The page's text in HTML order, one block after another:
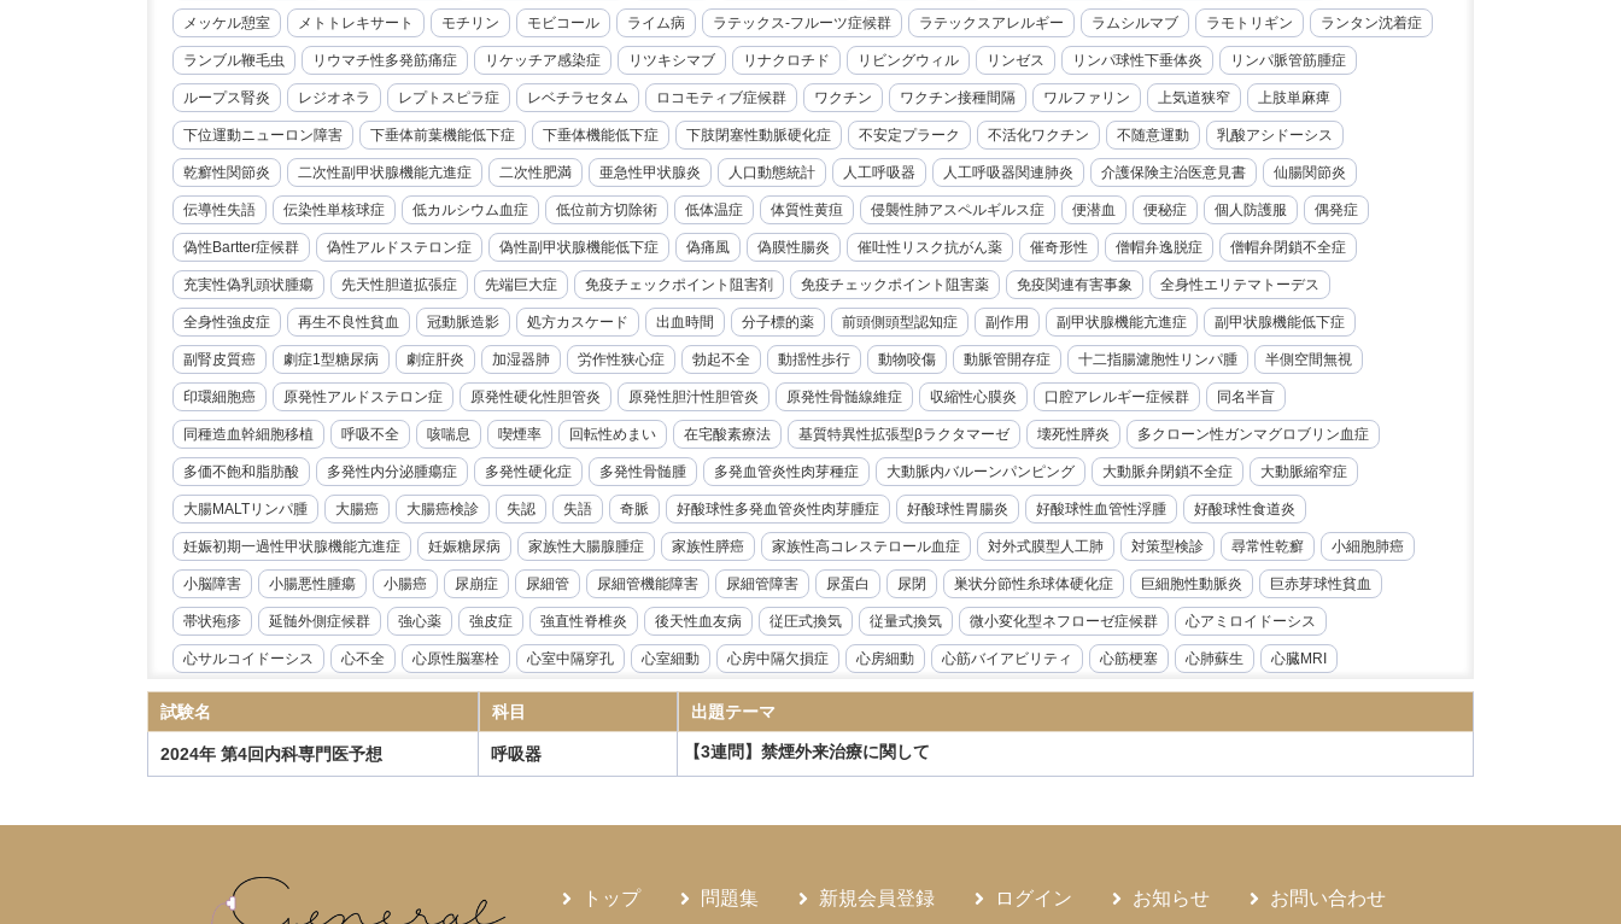
メッケル憩室 メトトレキサート モチリン モビコール ライム病 ラテックス-フルーツ症候群 ラテックスアレルギー ラムシルマブ ラモトリギン ランタン沈着症
ランブル鞭毛虫 リウマチ性多発筋痛症 リケッチア感染症 リツキシマブ リナクロチド リビングウィル リンゼス リンパ球性下垂体炎 リンパ脈管筋腫症
ループス腎炎 レジオネラ レプトスピラ症 レベチラセタム ロコモティブ症候群 ワクチン ワクチン接種間隔 ワルファリン 上気道狭窄 上肢単麻痺
下位運動ニューロン障害 下垂体前葉機能低下症 下垂体機能低下症 下肢閉塞性動脈硬化症 不安定プラーク 不活化ワクチン 不随意運動 乳酸アシドーシス
乾癬性関節炎 二次性副甲状腺機能亢進症 二次性肥満 亜急性甲状腺炎 人口動態統計 人工呼吸器 人工呼吸器関連肺炎 介護保険主治医意見書 仙腸関節炎
伝導性失語 伝染性単核球症 低カルシウム血症 低位前方切除術 低体温症 体質性黄疸 侵襲性肺アスペルギルス症 便潜血 便秘症 個人防護服 偶発症
偽性Bartter症候群 偽性アルドステロン症 偽性副甲状腺機能低下症 偽痛風 偽膜性腸炎 催吐性リスク抗がん薬 催奇形性 僧帽弁逸脱症 僧帽弁閉鎖不全症
充実性偽乳頭状腫瘍 先天性胆道拡張症 先端巨大症 免疫チェックポイント阻害剤 免疫チェックポイント阻害薬 免疫関連有害事象 全身性エリテマトーデス
全身性強皮症 再生不良性貧血 冠動脈造影 処方カスケード 出血時間 分子標的薬 前頭側頭型認知症 副作用 副甲状腺機能亢進症 副甲状腺機能低下症
副腎皮質癌 劇症1型糖尿病 劇症肝炎 加湿器肺 労作性狭心症 勃起不全 動揺性歩行 動物咬傷 動脈管開存症 十二指腸濾胞性リンパ腫 半側空間無視
印環細胞癌 原発性アルドステロン症 原発性硬化性胆管炎 原発性胆汁性胆管炎 原発性骨髄線維症 収縮性心膜炎 口腔アレルギー症候群​​ 同名半盲
同種造血幹細胞移植 呼吸不全 咳喘息 喫煙率 回転性めまい 在宅酸素療法 基質特異性拡張型βラクタマーゼ 壊死性膵炎 多クローン性ガンマグロブリン血症
多価不飽和脂肪酸 多発性内分泌腫瘍症 多発性硬化症 多発性骨髄腫 多発血管炎性肉芽種症 大動脈内バルーンパンピング 大動脈弁閉鎖不全症 大動脈縮窄症
大腸MALTリンパ腫 大腸癌 大腸癌検診 失認 失語 奇脈 好酸球性多発血管炎性肉芽腫症 好酸球性胃腸炎 好酸球性血管性浮腫 好酸球性食道炎
妊娠初期一過性甲状腺機能亢進症 妊娠糖尿病 家族性大腸腺腫症 家族性膵癌 家族性高コレステロール血症 対外式膜型人工肺 対策型検診 尋常性乾癬 小細胞肺癌
小脳障害 小腸悪性腫瘍 小腸癌 尿崩症 尿細管 尿細管機能障害 尿細管障害 尿蛋白 尿閉 巣状分節性糸球体硬化症 巨細胞性動脈炎 巨赤芽球性貧血
帯状疱疹 延髄外側症候群 強心薬 強皮症 強直性脊椎炎 後天性血友病 従圧式換気 従量式換気 微小変化型ネフローゼ症候群 心アミロイドーシス
心サルコイドーシス 心不全 心原性脳塞栓 心室中隔穿孔 心室細動 心房中隔欠損症 心房細動 心筋バイアビリティ 心筋梗塞 心肺蘇生 心臓MRI
心臓リハビリテーション 心臓冠動脈CT 心臓超音波検査 急性リンパ性白血病 急性上腸管脈動脈閉塞症 急性前立腺炎 急性前骨髄性白血病 急性大動脈解離
急性好酸球性肺炎 急性心筋炎 急性心膜炎 急性溶血性輸血副作用 急性肝不全 急性胆嚢炎 急性胆管炎 急性腎盂腎炎 急性腎障害 急性膵炎 急性虫垂炎
抗IL-6受容体抗体
指定難病 播種性帯状疱疹 播種性血管内凝固症候群
試験名 科目 出題テーマ
2024年 第4回内科専門医予想 呼吸器 【3連問】禁煙外来治療に関して
トップ 問題集 新規会員登録 ログイン お知らせ お問い合わせ